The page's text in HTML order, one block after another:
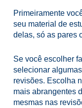
Primeiramente
seu material de
delas, só as pares
Se você escolher
selecionar
revisões. Escolha
mais abrangentes
mesmas nas